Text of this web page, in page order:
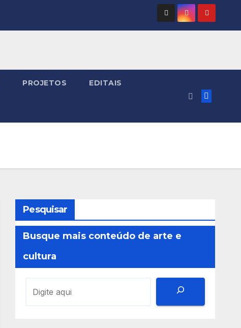
PROJETOS EDITAIS
Pesquisar
Busque mais conteúdo de arte e
cultura